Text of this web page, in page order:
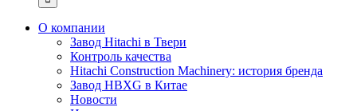
О компании
Завод Hitachi в Твери
Контроль качества
Hitachi Construction Machinery: история бренда
Завод HBXG в Китае
Новости